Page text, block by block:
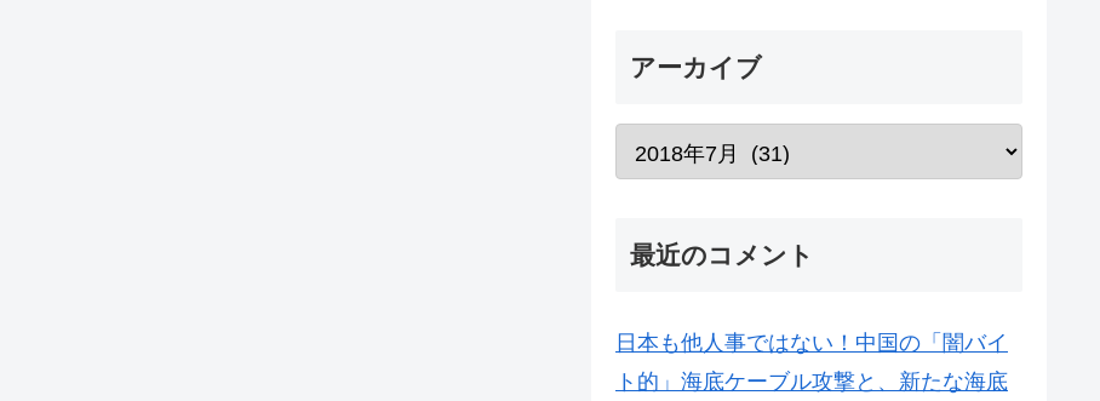
アーカイブ
最近のコメント
日本も他人事ではない！中国の「闇バイ
ト的」海底ケーブル攻撃と、新たな海底